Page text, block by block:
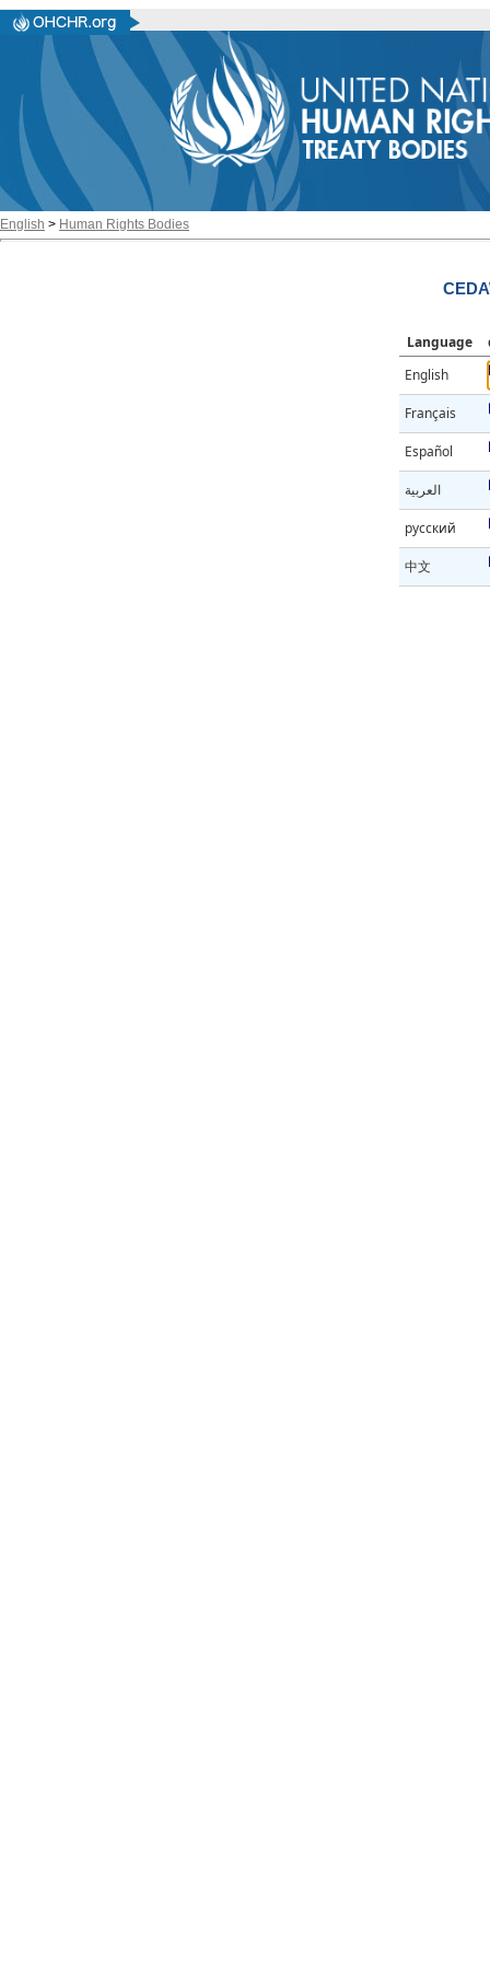
English > Human Rights Bodies
Language
English
Français
Español
العربية
русский
中文